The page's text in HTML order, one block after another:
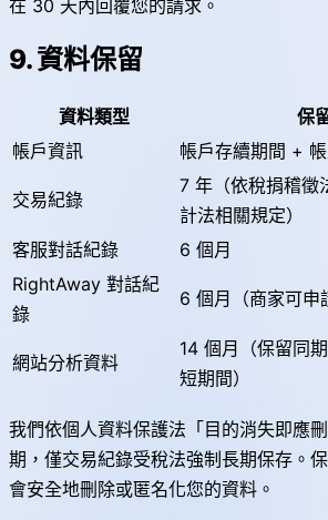
在 30 天內回覆您的請求。
9. 資料保留
資料類型
保
帳戶資訊
帳戶存續期間 +
交易紀錄
7 年（依稅捐稽徵
計法相關規定）
客服對話紀錄
6 個月
RightAway 對話紀
錄
6 個月（商家可申
網站分析資料
14 個月（保留同
短期間）
我們依個人資料保護法「目的消失即應
期，僅交易紀錄受稅法強制長期保存。
會安全地刪除或匿名化您的資料。